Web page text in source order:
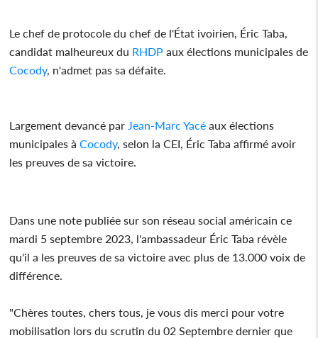
Le chef de protocole du chef de l'État ivoirien, Éric Taba,
candidat malheureux du RHDP aux élections municipales de
Cocody, n'admet pas sa défaite.
Largement devancé par Jean-Marc Yacé aux élections
municipales àCocody, selon la CEI, Éric Taba affirmé avoir
les preuves de sa victoire.
Dans une note publiée sur son réseau social américain ce
mardi 5 septembre 2023, l'ambassadeur Éric Taba révèle
qu'il a les preuves de sa victoire avec plus de 13.000 voix de
différence.
"Chères toutes, chers tous, je vous dis merci pour votre
mobilisation lors du scrutin du 02 Septembre dernier que